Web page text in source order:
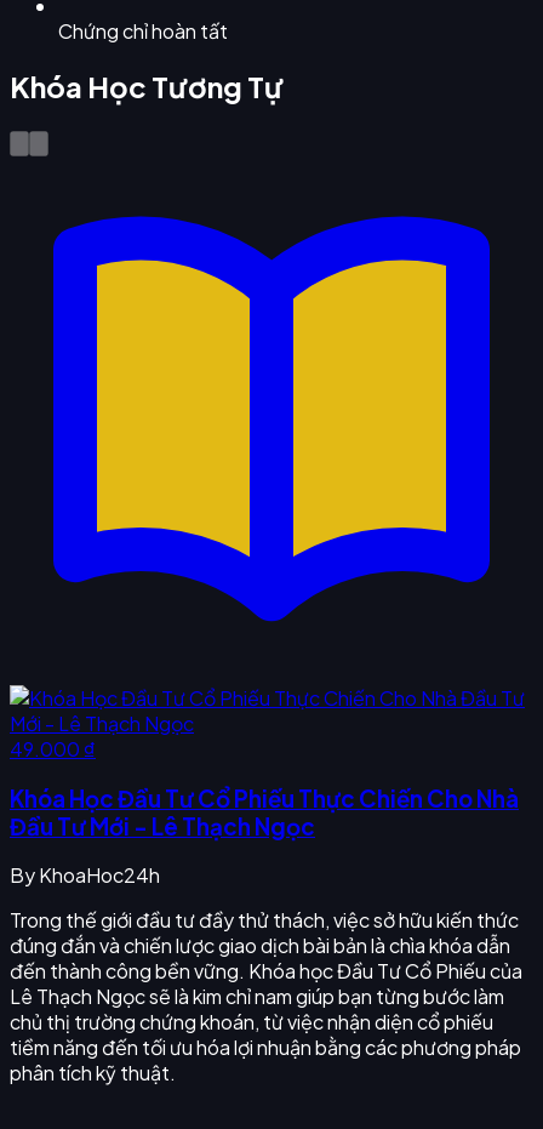
Chứng chỉ hoàn tất
Khóa Học Tương Tự
49.000 ₫
Khóa Học Đầu Tư Cổ Phiếu Thực Chiến Cho Nhà
Đầu Tư Mới - Lê Thạch Ngọc
ByKhoaHoc24h
Trong thế giới đầu tư đầy thử thách, việc sở hữu kiến thức
đúng đắn và chiến lược giao dịch bài bản là chìa khóa dẫn
đến thành công bền vững. Khóa học Đầu Tư Cổ Phiếu của
Lê Thạch Ngọc sẽ là kim chỉ nam giúp bạn từng bước làm
chủ thị trường chứng khoán, từ việc nhận diện cổ phiếu
tiềm năng đến tối ưu hóa lợi nhuận bằng các phương pháp
phân tích kỹ thuật.